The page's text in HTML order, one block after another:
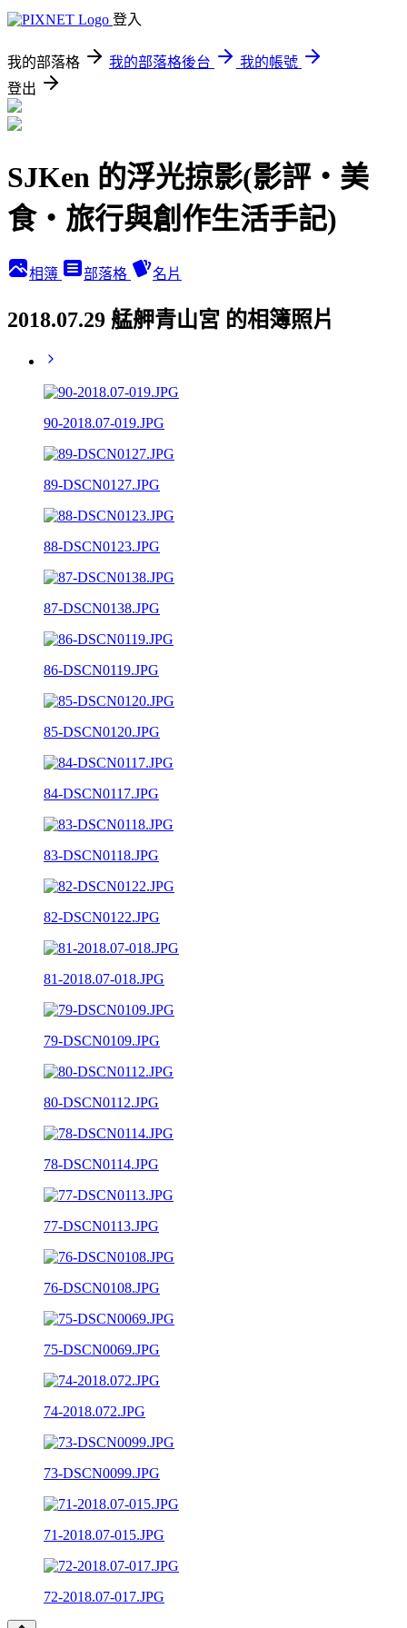
登入
我的部落格 我的部落格後台
我的帳號
登出
SJKen 的浮光掠影(影評‧美
食‧旅行與創作生活手記)
相簿 部落格 名片
2018.07.29 艋舺青山宮 的相簿照片
90-2018.07-019.JPG
89-DSCN0127.JPG
88-DSCN0123.JPG
87-DSCN0138.JPG
86-DSCN0119.JPG
85-DSCN0120.JPG
84-DSCN0117.JPG
83-DSCN0118.JPG
82-DSCN0122.JPG
81-2018.07-018.JPG
79-DSCN0109.JPG
80-DSCN0112.JPG
78-DSCN0114.JPG
77-DSCN0113.JPG
76-DSCN0108.JPG
75-DSCN0069.JPG
74-2018.072.JPG
73-DSCN0099.JPG
71-2018.07-015.JPG
72-2018.07-017.JPG